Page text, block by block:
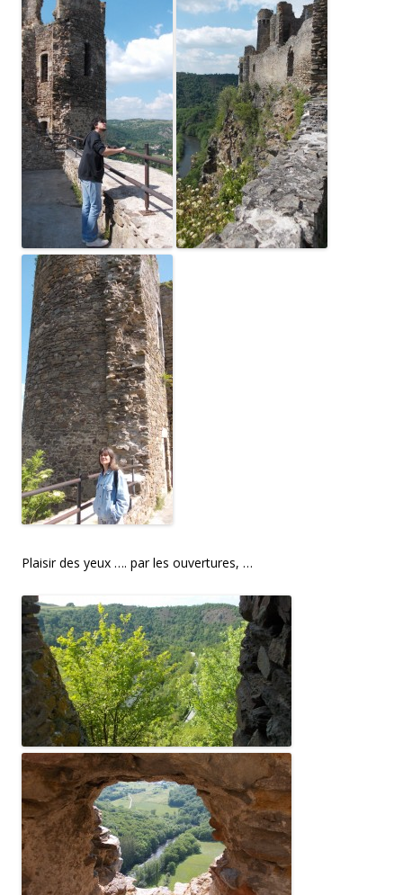
Plaisir des yeux …. par les ouvertures, …